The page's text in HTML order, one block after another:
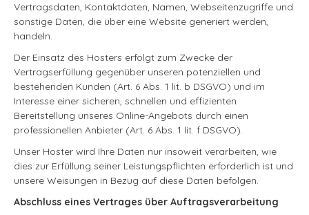
Vertragsdaten, Kontaktdaten, Namen, Webseitenzugriffe und
sonstige Daten, die über eine Website generiert werden,
handeln.
Der Einsatz des Hosters erfolgt zum Zwecke der
Vertragserfüllung gegenüber unseren potenziellen und
bestehenden Kunden (Art. 6 Abs. 1 lit. b DSGVO) und im
Interesse einer sicheren, schnellen und effizienten
Bereitstellung unseres Online-Angebots durch einen
professionellen Anbieter (Art. 6 Abs. 1 lit. f DSGVO).
Unser Hoster wird Ihre Daten nur insoweit verarbeiten, wie
dies zur Erfüllung seiner Leistungspflichten erforderlich ist und
unsere Weisungen in Bezug auf diese Daten befolgen.
Abschluss eines Vertrages über Auftragsverarbeitung